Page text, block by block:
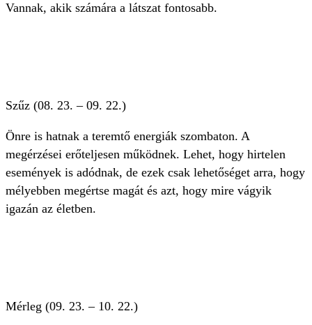
Vannak, akik számára a látszat fontosabb.
Szűz (08. 23. – 09. 22.)
Önre is hatnak a teremtő energiák szombaton. A
megérzései erőteljesen működnek. Lehet, hogy hirtelen
események is adódnak, de ezek csak lehetőséget arra, hogy
mélyebben megértse magát és azt, hogy mire vágyik
igazán az életben.
Mérleg (09. 23. – 10. 22.)